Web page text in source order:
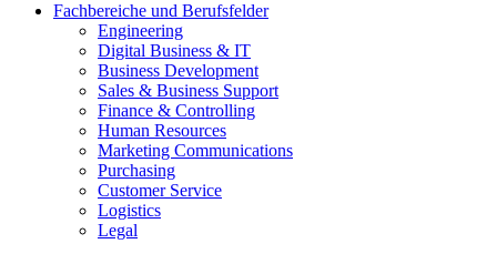
Fachbereiche und Berufsfelder
Engineering
Digital Business & IT
Business Development
Sales & Business Support
Finance & Controlling
Human Resources
Marketing Communications
Purchasing
Customer Service
Logistics
Legal